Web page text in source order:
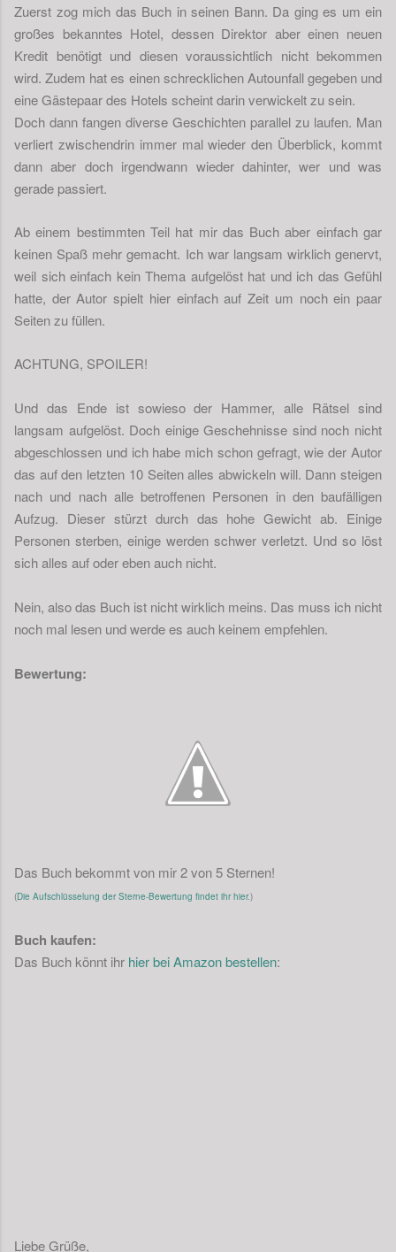
Zuerst zog mich das Buch in seinen Bann. Da ging es um ein
großes bekanntes Hotel, dessen Direktor aber einen neuen
Kredit benötigt und diesen voraussichtlich nicht bekommen
wird. Zudem hat es einen schrecklichen Autounfall gegeben und
eine Gästepaar des Hotels scheint darin verwickelt zu sein.
Doch dann fangen diverse Geschichten parallel zu laufen. Man
verliert zwischendrin immer mal wieder den Überblick, kommt
dann aber doch irgendwann wieder dahinter, wer und was
gerade passiert.
Ab einem bestimmten Teil hat mir das Buch aber einfach gar
keinen Spaß mehr gemacht. Ich war langsam wirklich genervt,
weil sich einfach kein Thema aufgelöst hat und ich das Gefühl
hatte, der Autor spielt hier einfach auf Zeit um noch ein paar
Seiten zu füllen.
ACHTUNG, SPOILER!
Und das Ende ist sowieso der Hammer, alle Rätsel sind
langsam aufgelöst. Doch einige Geschehnisse sind noch nicht
abgeschlossen und ich habe mich schon gefragt, wie der Autor
das auf den letzten 10 Seiten alles abwickeln will. Dann steigen
nach und nach alle betroffenen Personen in den baufälligen
Aufzug. Dieser stürzt durch das hohe Gewicht ab. Einige
Personen sterben, einige werden schwer verletzt. Und so löst
sich alles auf oder eben auch nicht.
Nein, also das Buch ist nicht wirklich meins. Das muss ich nicht
noch mal lesen und werde es auch keinem empfehlen.
Bewertung:
Das Buch bekommt von mir 2 von 5 Sternen!
(Die Aufschlüsselung der Sterne-Bewertung findet ihr hier.)
Buch kaufen:
Das Buch könnt ihr hier bei Amazon bestellen:
Liebe Grüße,